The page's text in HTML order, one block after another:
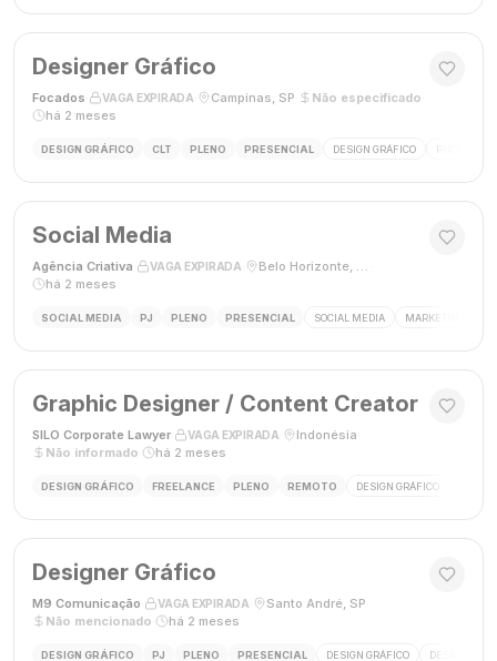
Designer Gráfico
Focados VAGA EXPIRADA Campinas, SP Não especificado
há 2 meses
DESIGN GRÁFICO CLT PLENO PRESENCIAL DESIGN GRÁFICO PHOTOSHOP
Social Media
Agência Criativa VAGA EXPIRADA Belo Horizonte, Brasil
há 2 meses
SOCIAL MEDIA PJ PLENO PRESENCIAL SOCIAL MEDIA MARKETING
Graphic Designer / Content Creator
SILO Corporate Lawyer VAGA EXPIRADA Indonésia
Não informado
há 2 meses
DESIGN GRÁFICO FREELANCE PLENO REMOTO DESIGN GRÁFICO
Designer Gráfico
M9 Comunicação VAGA EXPIRADA Santo André, SP
Não mencionado
há 2 meses
DESIGN GRÁFICO PJ PLENO PRESENCIAL DESIGN GRÁFICO DESIGNER